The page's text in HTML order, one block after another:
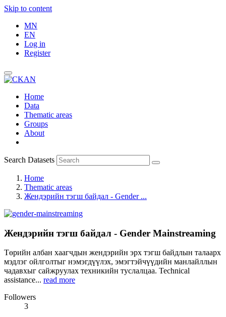
Skip to content
MN
EN
Log in
Register
Home
Data
Thematic areas
Groups
About
Search Datasets
Home
Thematic areas
Жендэрийн тэгш байдал - Gender ...
Жендэрийн тэгш байдал - Gender Mainstreaming
Төрийн албан хаагчдын жендэрийн эрх тэгш байдлын талаарх
мэдлэг ойлголтыг нэмэгдүүлэх, эмэгтэйчүүдийн манлайллын
чадавхыг сайжруулах техникийн туслалцаа. Technical
assistance... read more
Followers
3